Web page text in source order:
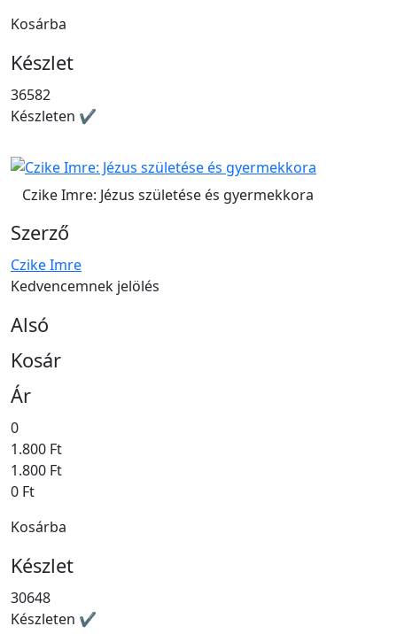
Kosárba
Készlet
36582
Készleten ✔
Czike Imre: Jézus születése és gyermekkora
Szerző
Czike Imre
Kedvencemnek jelölés
Alsó
Kosár
Ár
0
1.800 Ft
1.800 Ft
0 Ft
Kosárba
Készlet
30648
Készleten ✔